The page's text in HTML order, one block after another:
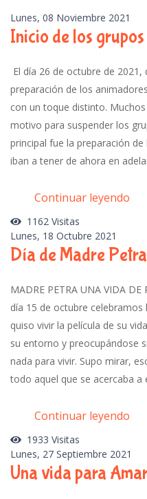
Lunes, 08 Noviembre 2021
Inicio de los
El día 26 de octubre de 2021,
preparación de los
con un toque distinto.
motivo para suspender los
principal fue la preparación
iban a tener de ahora en
Continuar leyendo
1162 Visitas
Lunes, 18 Octubre 2021
Día de Madre
MADRE PETRA UNA VIDA
día 15 de octubre celebramos
quiso vivir la película de su
su entorno y preocupándose
nada para vivir. Supo mirar,
todo aquel que se acercaba a
Continuar leyendo
1933 Visitas
Lunes, 27 Septiembre 2021
Una vida para